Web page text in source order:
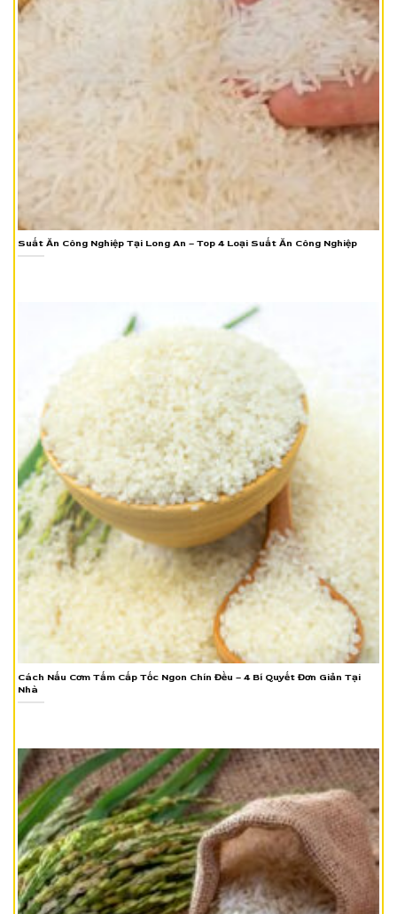
Suất Ăn Công Nghiệp Tại Long An – Top 4 Loại Suất Ăn Công Nghiệp
Cách Nấu Cơm Tấm Cấp Tốc Ngon Chín Đều – 4 Bí Quyết Đơn Giản Tại
Nhà